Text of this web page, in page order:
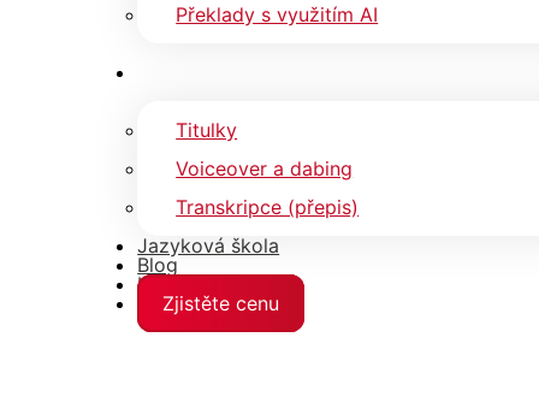
Překlady s využitím AI
Titulky
Voiceover a dabing
Transkripce (přepis)
Jazyková škola
Blog
Kontakty
Zjistěte cenu